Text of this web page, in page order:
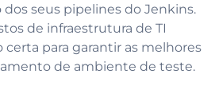
seus pipelines do Jenkins.
de infraestrutura de TI
certa para garantir as melhores
de ambiente de teste.